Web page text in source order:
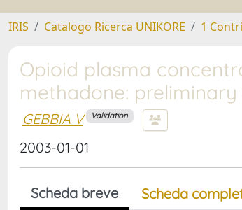
IRIS Catalogo Ricerca UNIKORE 1
Opioid plasma
methadone:
GEBBIA V Validation
2003-01-01
Scheda breve Scheda